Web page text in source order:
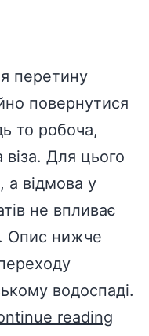
перетину
повернутися
то робоча,
віза. Для цього
а відмова у
не впливає
Опис нижче
водоспаді.
reading